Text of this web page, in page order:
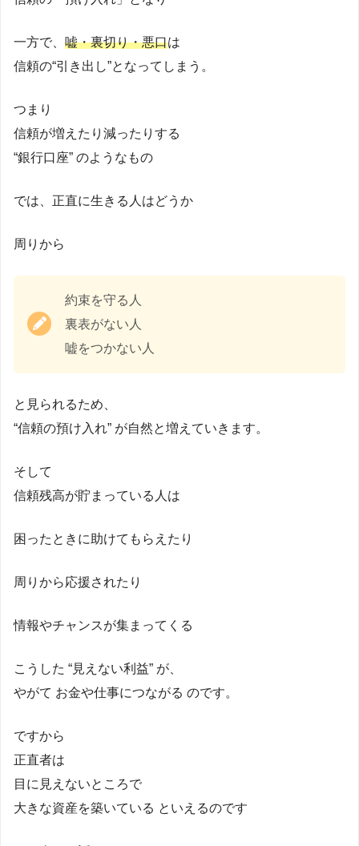
一方で、 嘘・裏切り・悪口は
信頼の“引き出し”となってしまう。
つまり
信頼が増えたり減ったりする
“銀行口座” のようなもの
では、正直に生きる人はどうか
周りから
約束を守る人
裏表がない人
嘘をつかない人
と見られるため、
“信頼の預け入れ” が自然と増えていきます。
そして
信頼残高が貯まっている人は
困ったときに助けてもらえたり
周りから応援されたり
情報やチャンスが集まってくる
こうした “見えない利益” が、
やがて お金や仕事につながる のです。
ですから
正直者は
目に見えないところで
大きな資産を築いている といえるのです